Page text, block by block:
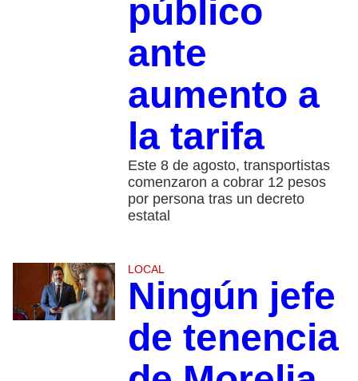
público
ante
aumento a
la tarifa
Este 8 de agosto, transportistas
comenzaron a cobrar 12 pesos
por persona tras un decreto
estatal
LOCAL
Ningún jefe
de tenencia